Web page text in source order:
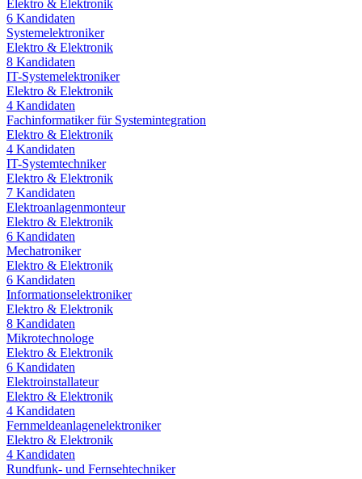
Elektro & Elektronik
6 Kandidaten
Systemelektroniker
Elektro & Elektronik
8 Kandidaten
IT-Systemelektroniker
Elektro & Elektronik
4 Kandidaten
Fachinformatiker für Systemintegration
Elektro & Elektronik
4 Kandidaten
IT-Systemtechniker
Elektro & Elektronik
7 Kandidaten
Elektroanlagenmonteur
Elektro & Elektronik
6 Kandidaten
Mechatroniker
Elektro & Elektronik
6 Kandidaten
Informationselektroniker
Elektro & Elektronik
8 Kandidaten
Mikrotechnologe
Elektro & Elektronik
6 Kandidaten
Elektroinstallateur
Elektro & Elektronik
4 Kandidaten
Fernmeldeanlagenelektroniker
Elektro & Elektronik
4 Kandidaten
Rundfunk- und Fernsehtechniker